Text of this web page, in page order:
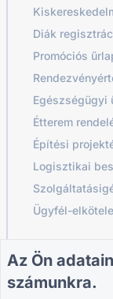
Diák
Promóciós
Egészségügyi
Étterem
Építési
Logisztikai
Ügyfél-
ÚTMUTATÓK
Az Ön
számunkra.